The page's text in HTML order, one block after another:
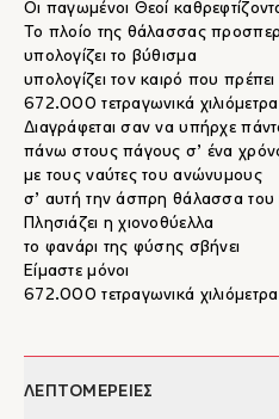
Οι παγωμένοι Θεοί
Το πλοίο της θάλασσας
υπολογίζει το βύθισμα
υπολογίζει τον καιρό που πρέπει
672.000 τετραγωνικά
Διαγράφεται σαν να υπήρχε
πάνω στους πάγους σ’ ένα
με τους ναύτες του ανώνυμους
σ’ αυτή την άσπρη θάλασσα
Πλησιάζει η χιονοθύελλα
το φανάρι της φύσης σβήνει
Είμαστε μόνοι
672.000 τετραγωνικά
ΛΕΠΤΟΜΕΡΕΙΕΣ